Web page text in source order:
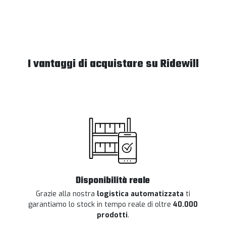
I vantaggi di acquistare su Ridewill
Disponibilità reale
Grazie alla nostra logistica automatizzata ti
garantiamo lo stock in tempo reale di oltre 40.000
prodotti.